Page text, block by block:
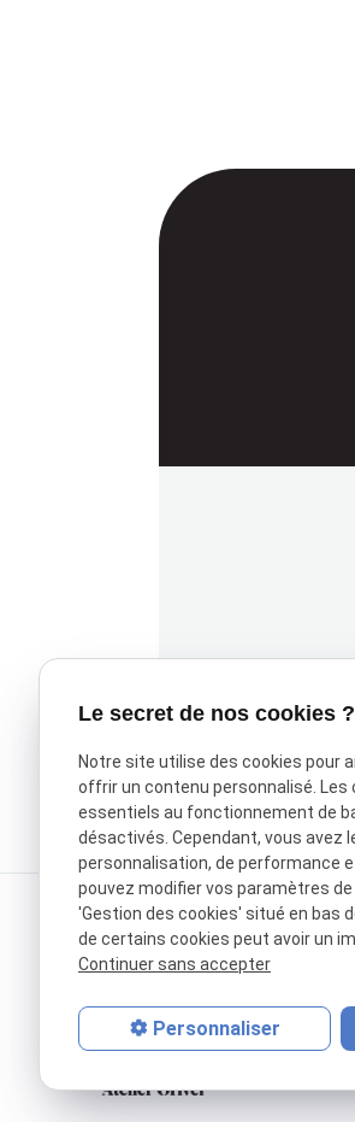
Le secret de nos cookies ?
Notre site utilise des cookies pour
offrir un contenu personnalisé.
essentiels au fonctionnement de
désactivés. Cependant, vous avez
personnalisation, de performance
pouvez modifier vos paramètres
'Gestion des cookies' situé en bas
de certains cookies peut avoir un
Continuer sans accepter
Personnaliser